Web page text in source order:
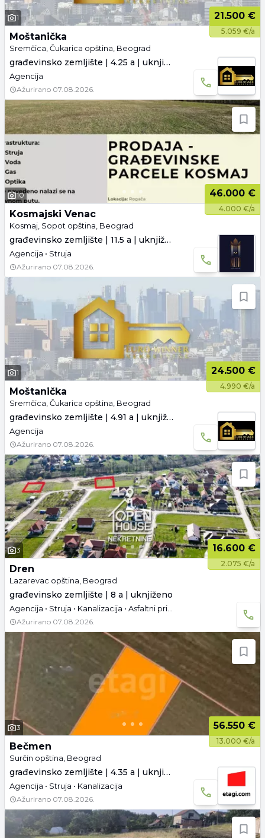
1 21.500 €
5.059 €/a
Moštanička
Sremčica, Čukarica opština, Beograd
građevinsko zemljište | 4.25 a | uknjiženo
Agencija
Ažurirano 07.08.2026.
10 46.000 €
4.000 €/a
Kosmajski Venac
Kosmaj, Sopot opština, Beograd
građevinsko zemljište | 11.5 a | uknjiženo
Agencija • Struja
Ažurirano 07.08.2026.
1 24.500 €
4.990 €/a
Moštanička
Sremčica, Čukarica opština, Beograd
građevinsko zemljište | 4.91 a | uknjiženo
Agencija
Ažurirano 07.08.2026.
3 16.600 €
2.075 €/a
Dren
Lazarevac opština, Beograd
građevinsko zemljište | 8 a | uknjiženo
Agencija • Struja • Kanalizacija • Asfaltni pristup
Ažurirano 07.08.2026.
3 56.550 €
13.000 €/a
Bečmen
Surčin opština, Beograd
građevinsko zemljište | 4.35 a | uknjiženo
Agencija • Struja • Kanalizacija
Ažurirano 07.08.2026.